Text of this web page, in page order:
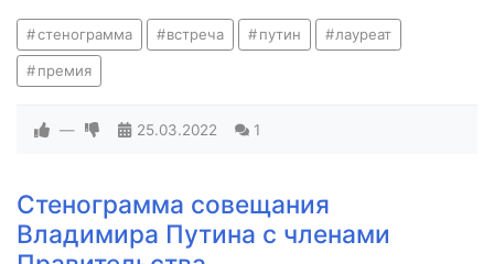
стенограмма встреча путин лауреат
премия
— 25.03.2022 1
Стенограмма совещания
Владимира Путина с членами